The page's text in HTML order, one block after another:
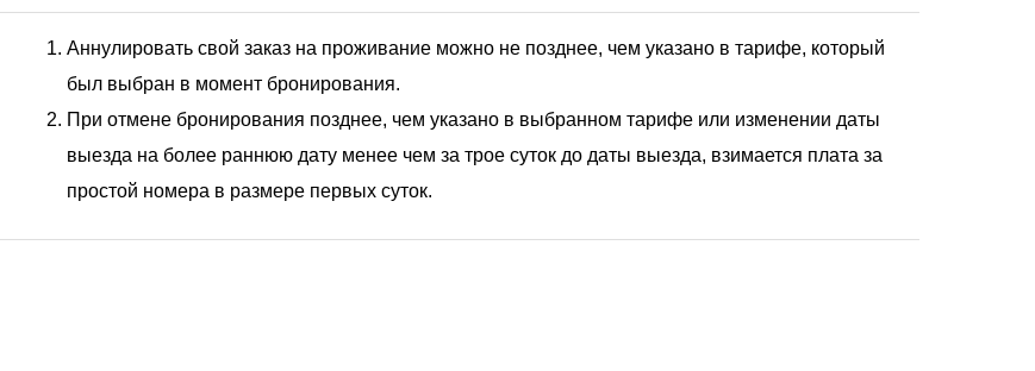
Аннулировать свой заказ на проживание можно не позднее, чем указано в тарифе, который
был выбран в момент бронирования.
При отмене бронирования позднее, чем указано в выбранном тарифе или изменении даты
выезда на более раннюю дату менее чем за трое суток до даты выезда, взимается плата за
простой номера в размере первых суток.